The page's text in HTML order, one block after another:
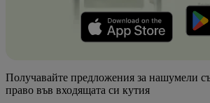
Получавайте предложения за нашумели
право във входящата си кутия